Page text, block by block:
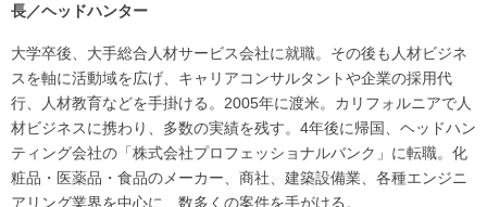
長／ヘッドハンター
大学卒後、大手総合人材サービス会社に就職。その後も人材ビジネ
スを軸に活動域を広げ、キャリアコンサルタントや企業の採用代
行、人材教育などを手掛ける。2005年に渡米。カリフォルニアで人
材ビジネスに携わり、多数の実績を残す。4年後に帰国、ヘッドハン
ティング会社の「株式会社プロフェッショナルバンク」に転職。化
粧品・医薬品・食品のメーカー、商社、建築設備業、各種エンジニ
アリング業界を中心に、数多くの案件を手がける。